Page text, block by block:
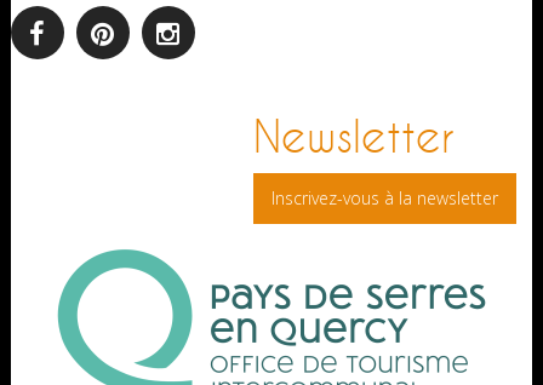
Newsletter
Inscrivez-vous à la newsletter